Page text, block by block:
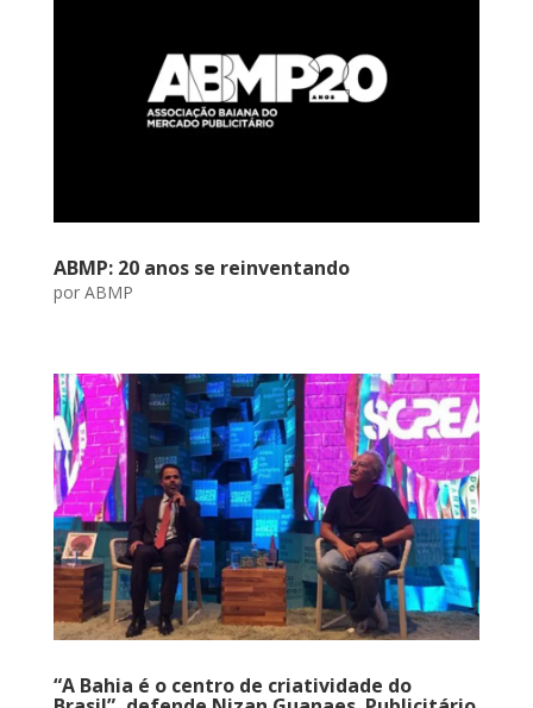
ABMP: 20 anos se reinventando
por ABMP
“A Bahia é o centro de criatividade do